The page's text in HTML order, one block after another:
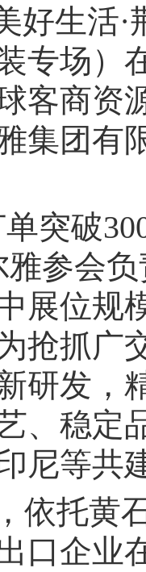
好生活
专场
客商资
集团有
突破
雅参会
展位规
抢抓广
研发，
、稳定
尼等共
依托黄
口企业